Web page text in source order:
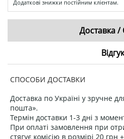
Додаткові знижки постійним клієнтам.
Доставка /
СПОСОБИ ДОСТАВКИ
Доставка по Україні у зручне
пошта».
Термін доставки 1-3 дні з
При оплаті замовлення при
стягує комісію в розмірі 20 грн